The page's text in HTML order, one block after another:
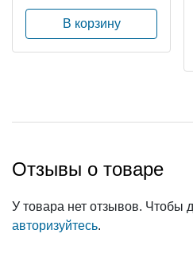
В корзину
Отзывы о товаре
У товара нет отзывов. Чтобы
авторизуйтесь.